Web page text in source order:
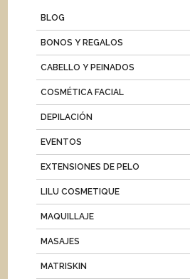
BLOG
BONOS Y REGALOS
CABELLO Y PEINADOS
COSMÉTICA FACIAL
DEPILACIÓN
EVENTOS
EXTENSIONES DE PELO
LILU COSMETIQUE
MAQUILLAJE
MASAJES
MATRISKIN